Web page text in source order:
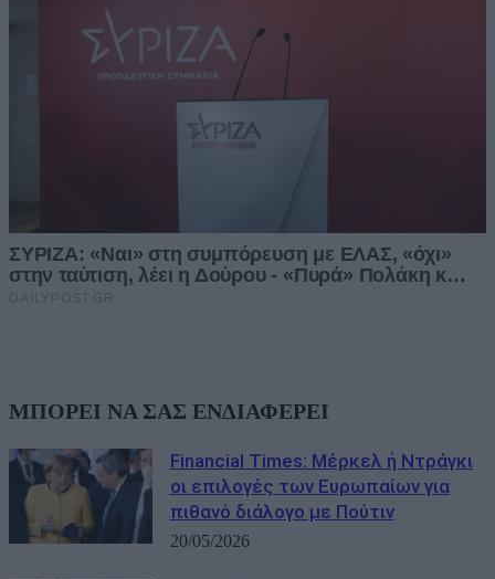
ΜΠΟΡΕΙ ΝΑ ΣΑΣ ΕΝΔΙΑΦΕΡΕΙ
Financial Times: Μέρκελ ή Ντράγκι
οι επιλογές των Ευρωπαίων για
πιθανό διάλογο με Πούτιν
20/05/2026